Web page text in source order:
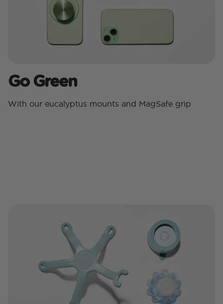
Go Green
With our eucalyptus mounts and MagSafe grip